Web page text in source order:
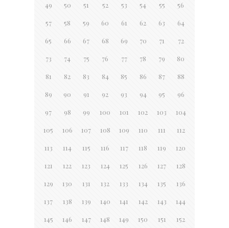
49 50 51 52 53 54 55 56
57 58 59 60 61 62 63 64
65 66 67 68 69 70 71 72
73 74 75 76 77 78 79 80
81 82 83 84 85 86 87 88
89 90 91 92 93 94 95 96
97 98 99 100 101 102 103 104
105 106 107 108 109 110 111 112
113 114 115 116 117 118 119 120
121 122 123 124 125 126 127 128
129 130 131 132 133 134 135 136
137 138 139 140 141 142 143 144
145 146 147 148 149 150 151 152